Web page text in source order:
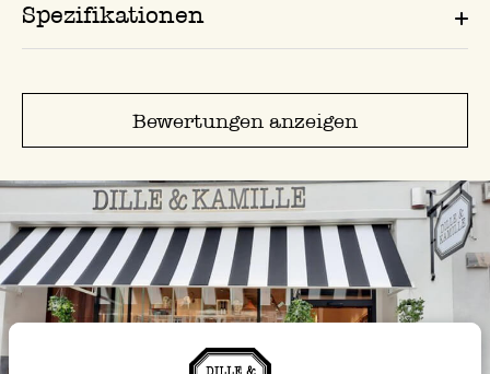
Spezifikationen
Bewertungen anzeigen